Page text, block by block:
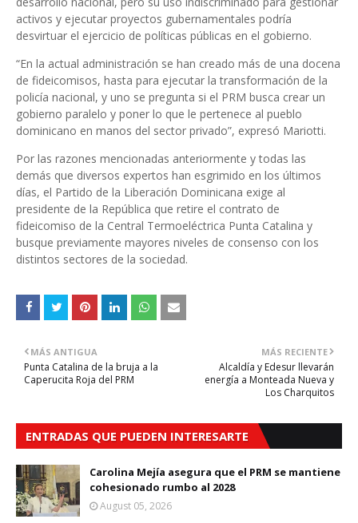
activos y ejecutar proyectos gubernamentales podría
desvirtuar el ejercicio de políticas públicas en el gobierno.
“En la actual administración se han creado más de una docena
de fideicomisos, hasta para ejecutar la transformación de la
policía nacional, y uno se pregunta si el PRM busca crear un
gobierno paralelo y poner lo que le pertenece al pueblo
dominicano en manos del sector privado”, expresó Mariotti.
Por las razones mencionadas anteriormente y todas las
demás que diversos expertos han esgrimido en los últimos
días, el Partido de la Liberación Dominicana exige al
presidente de la República que retire el contrato de
fideicomiso de la Central Termoeléctrica Punta Catalina y
busque previamente mayores niveles de consenso con los
distintos sectores de la sociedad.
MÁS RECIENTE
Alcaldía y Edesur llevarán
energía a Monteada Nueva y
Los Charquitos
MÁS ANTIGUA
Punta Catalina de la bruja a la
Caperucita Roja del PRM
ENTRADAS QUE PUEDEN INTERESARTE
Carolina Mejía asegura que el PRM se mantiene
cohesionado rumbo al 2028
August 05, 2026